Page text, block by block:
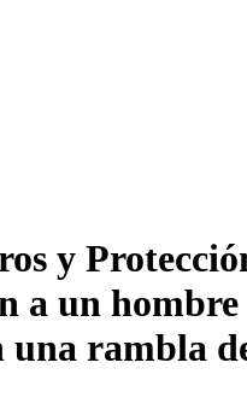
y
a un hombre
una rambla